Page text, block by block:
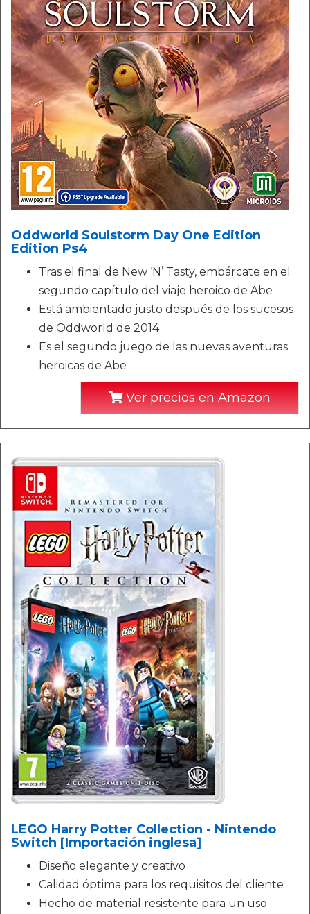
Oddworld Soulstorm Day One Edition
Edition Ps4
Tras el final de New ‘N’ Tasty, embárcate en el
segundo capítulo del viaje heroico de Abe
Está ambientado justo después de los sucesos
de Oddworld de 2014
Es el segundo juego de las nuevas aventuras
heroicas de Abe
Ver precios en Amazon
LEGO Harry Potter Collection - Nintendo
Switch [Importación inglesa]
Diseño elegante y creativo
Calidad óptima para los requisitos del cliente
Hecho de material resistente para un uso